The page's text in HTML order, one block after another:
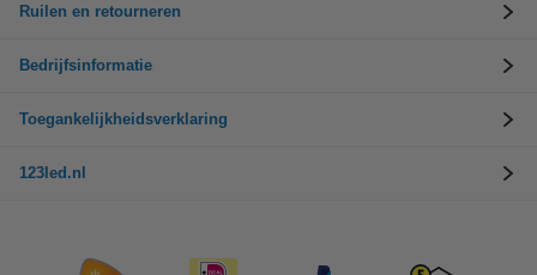
Ruilen en retourneren
Bedrijfsinformatie
Toegankelijkheidsverklaring
123led.nl